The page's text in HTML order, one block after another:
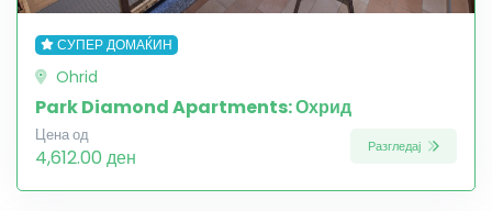
СУПЕР ДОМАЌИН
Ohrid
Park Diamond Apartments: Охрид
Цена од
4,612.00 ден Разгледај